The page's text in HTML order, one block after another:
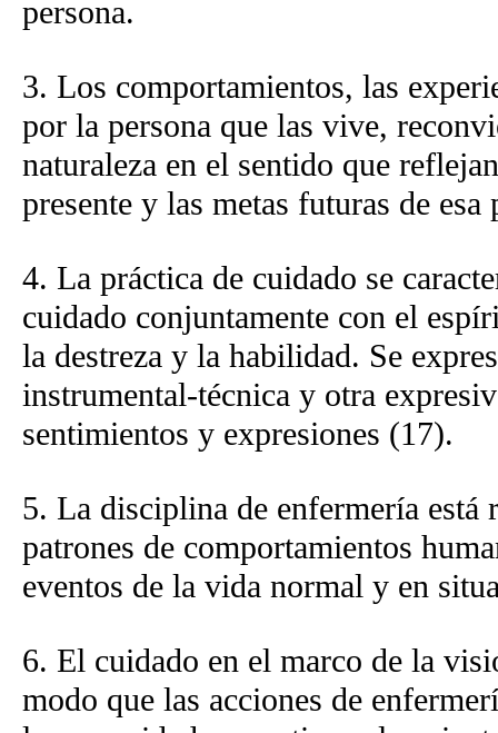
persona.
3. Los comportamientos, las
por la persona que las vive,
naturaleza en el sentido que
presente y las metas futuras de
4. La práctica de cuidado se
cuidado conjuntamente con el
la destreza y la habilidad. Se
instrumental-técnica y otra
sentimientos y expresiones (17).
5. La disciplina de enfermería está
patrones de comportamientos
eventos de la vida normal y en
6. El cuidado en el marco de la
modo que las acciones de